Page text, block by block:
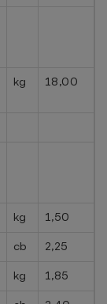
kg 18,00
kg
1,50
cb
2,25
kg
1,85